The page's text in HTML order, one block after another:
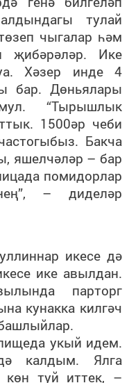
тулай
чыгалар һәм
җибәрәләр. Ике
Хәзер инде 4
бар. Дөньялары
“Тырышлык
1500әр чеби
Бакча
яшелчәләр – бар
помидорлар
– диделәр
икесе дә
ике авылдан.
парторг
кунакка килгәч
укый идем.
калдым. Ялга
көн туй иттек, –